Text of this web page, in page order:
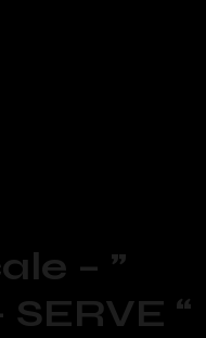
– ”
“